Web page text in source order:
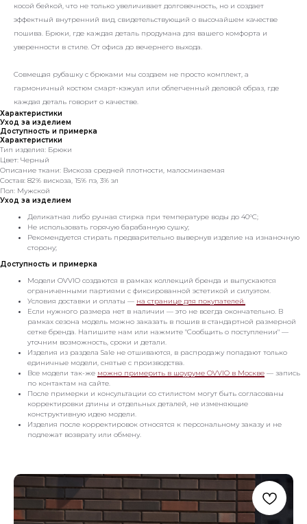
косой бейкой, что не только увеличивает долговечность, но и создает
эффектный внутренний вид, свидетельствующий о высочайшем качестве
пошива. Брюки, где каждая деталь продумана для вашего комфорта и
уверенности в стиле. От офиса до вечернего выхода.
Совмещая рубашку с брюками мы создаем не просто комплект, а
гармоничный костюм смарт-кэжуал или облегченный деловой образ, где
каждая деталь говорит о качестве.
Характеристики
Уход за изделием
Доступность и примерка
Характеристики
Тип изделия: Брюки
Цвет: Черный
Описание ткани: Вискоза средней плотности, малосминаемая
Состав: 82% вискоза, 15% пэ, 3% эл
Пол: Мужской
Уход за изделием
Деликатная либо ручная стирка при температуре воды до 40°C;
Не использовать горячую барабанную сушку;
Рекомендуется стирать предварительно вывернув изделие на изнаночную
сторону;
Доступность и примерка
Модели OVVIO создаются в рамках коллекций бренда и выпускаются
ограниченными партиями с фиксированной эстетикой и силуэтом.
Условия доставки и оплаты — на странице для покупателей.
Если нужного размера нет в наличии — это не всегда окончательно. В
рамках сезона модель можно заказать в пошив в стандартной размерной
сетке бренда. Напишите нам или нажмите "Сообщить о поступлении" —
уточним возможность, сроки и детали.
Изделия из раздела Sale не отшиваются, в распродажу попадают только
единичные модели, снятые с производства.
Все модели так-же можно примерить в шоуруме OVVIO в Москве — запись
по контактам на сайте.
После примерки и консультации со стилистом могут быть согласованы
корректировки длины и отдельных деталей, не изменяющие
конструктивную идею модели.
Изделия после корректировок относятся к персональному заказу и не
подлежат возврату или обмену.